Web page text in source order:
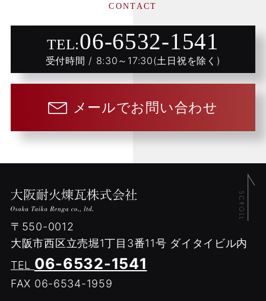
CONTACT
TEL:06-6532-1541
受付時間 / 8:30～17:30(土日祝を除く)
メールでお問い合わせ
〒550-0012
大阪市西区立売堀1丁目3番11号 ダイタイビル内
TEL 06-6532-1541
FAX 06-6534-1959